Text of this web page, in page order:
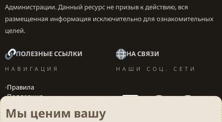
Администрации. Данный ресурс не призыв к действию, вся
размещенная информация исключительно для ознакомительных
целей.
ПОЛЕЗНЫЕ ССЫЛКИ
НАВИГАЦИЯ
Правила
Поддержка
Локализация игр
НА СВЯЗИ
НАШИ СОЦ. СЕТИ
Мы ценим вашу